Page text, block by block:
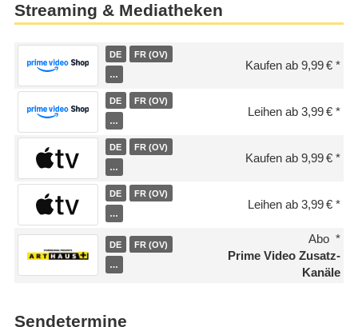
Streaming & Mediatheken
DE FR (OV)
…
Kaufen ab 9,99 €
DE FR (OV)
…
Leihen ab 3,99 €
DE FR (OV)
…
Kaufen ab 9,99 €
DE FR (OV)
…
Leihen ab 3,99 €
DE FR (OV)
…
Abo
Prime Video Zusatz-
Kanäle
Sendetermine